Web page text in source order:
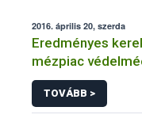
2016. április 20, szerda
Eredményes
mézpiac
TOVÁBB >